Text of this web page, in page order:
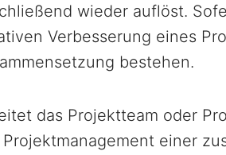
wieder auflöst.
Verbesserung eines
bestehen.
das Projektteam oder
Projektmanagement einer